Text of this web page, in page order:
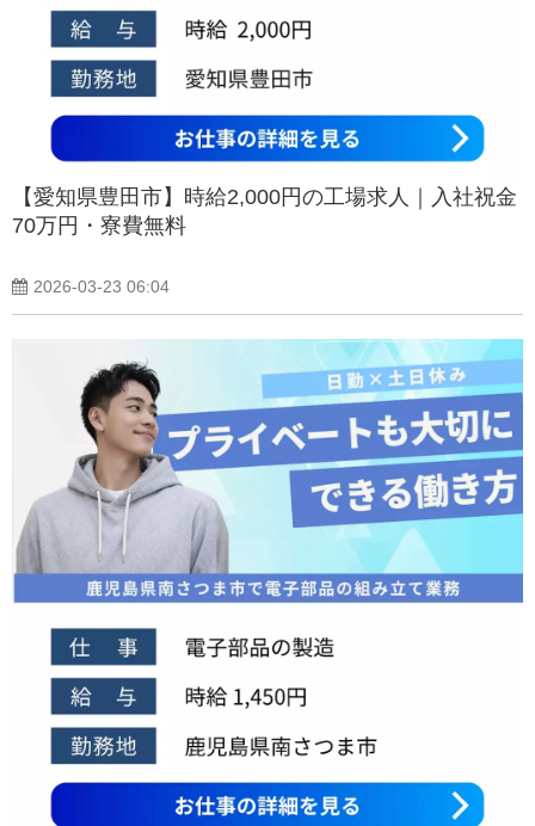
【愛知県豊田市】時給2,000円の工場求人｜入社祝金
70万円・寮費無料
2026-03-23 06:04